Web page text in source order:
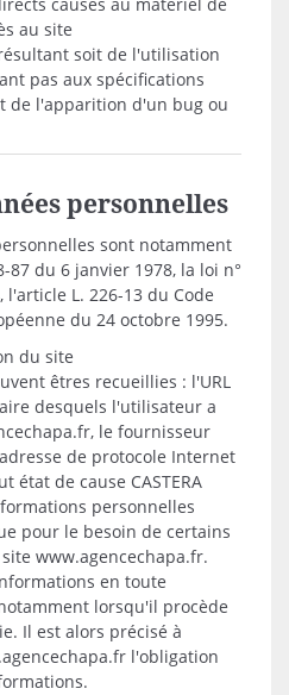
causés au matériel de
au site
soit de l'utilisation
pas aux spécifications
de l'apparition d'un bug ou
personnelles
sont notamment
87 du 6 janvier 1978, la loi n°
l'article L. 226-13 du Code
du 24 octobre 1995.
du site
êtres recueillies : l'URL
desquels l'utilisateur a
le fournisseur
de protocole Internet
état de cause CASTERA
personnelles
pour le besoin de certains
www.agencechapa.fr.
en toute
lorsqu'il procède
Il est alors précisé à
l'obligation